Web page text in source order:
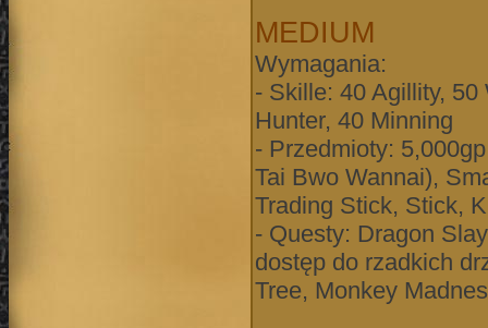
MEDIUM
Wymagania:
- Skille: 40 Agillity,
Hunter, 40 Minning
- Przedmioty:
Tai Bwo Wannai),
Trading Stick, Stick,
- Questy: Dragon
dostęp do rzadkich
Tree, Monkey